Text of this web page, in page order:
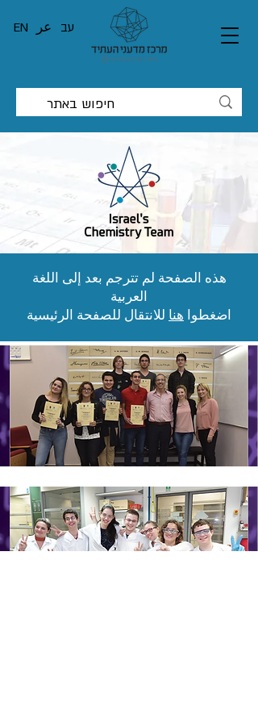
EN عر עב
هذه الصفحة لم تترجم بعد إلى اللغة
العربية
اضغطوا هنا للانتقال للصفحة الرئيسية